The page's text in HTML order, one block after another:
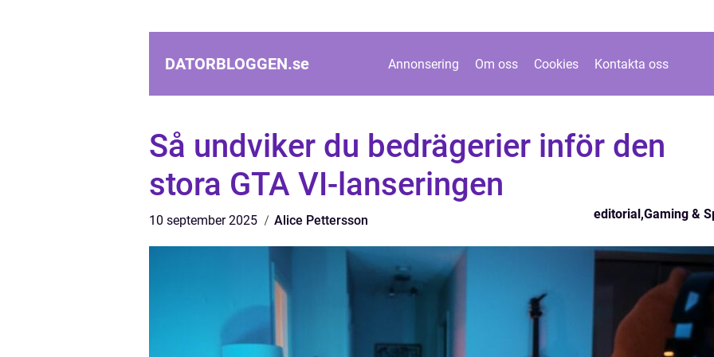
DATORBLOGGEN.se Annonsering Om oss Cookies Kontakta oss
Så undviker du bedrägerier inför den
stora GTA VI-lanseringen
10 september 2025 Alice Pettersson editorial,Gaming &